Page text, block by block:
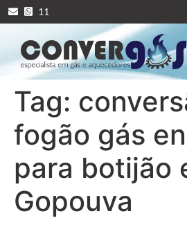
11
Tag:
fogão gás
para botijão
Gopouva